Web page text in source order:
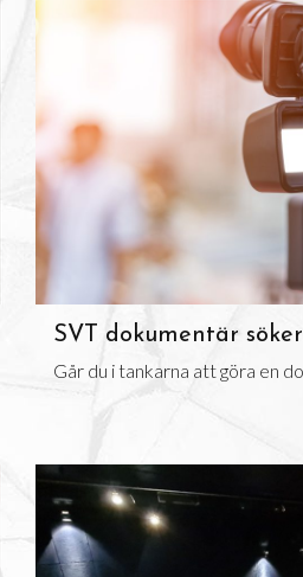
SVT dokumentär
Går du i tankarna att göra en